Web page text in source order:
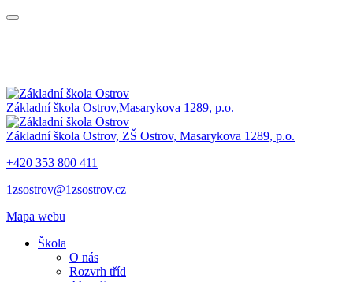
Základní škola Ostrov,Masarykova 1289, p.o.
Základní škola Ostrov, ZŠ Ostrov, Masarykova 1289, p.o.
+420 353 800 411
1zsostrov@1zsostrov.cz
Mapa webu
Škola
O nás
Rozvrh tříd